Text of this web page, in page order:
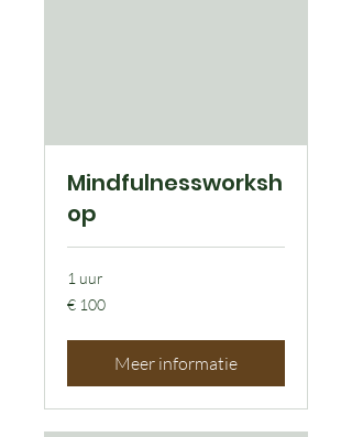
Mindfulnessworksh
op
1 uur
100
euro
€ 100
Meer informatie